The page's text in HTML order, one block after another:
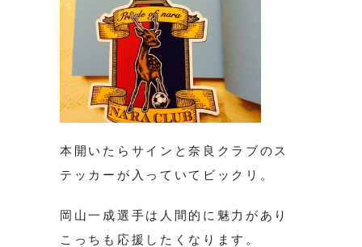
本開いたらサインと奈良クラブのス
テッカーが入っていてビックリ。
岡山一成選手は人間的に魅力があり
こっちも応援したくなります。